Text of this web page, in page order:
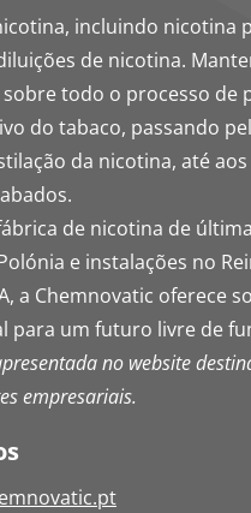
incluindo nicotina
de nicotina.
todo o processo de
do tabaco, passando
da nicotina, até
de nicotina de
e instalações no
a Chemnovatic oferece
para um futuro livre de
no website
empresariais.